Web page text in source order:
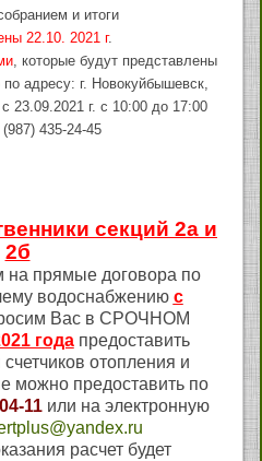
и итоги
22.10. 2021 г.
, которые будут представлены
адресу: г. Новокуйбышевск,
г. с 10:00 до 17:00
435-24-45
секций 2а и
2б
на прямые договора по
водоснабжению с
Вас в СРОЧНОМ
годапредоставить
отопления и
можно предоставить по
11или на электронную
расчет будет